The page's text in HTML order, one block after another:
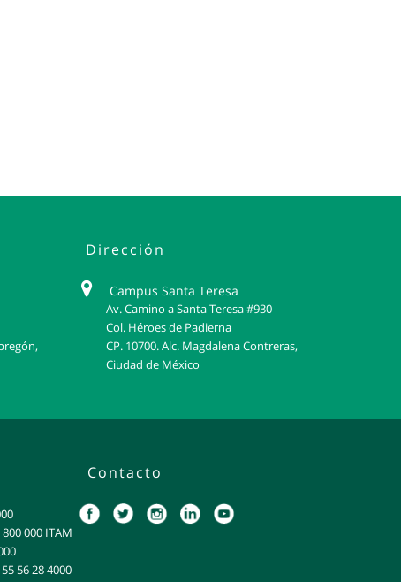
Dirección
Campus Santa Teresa
Av. Camino a Santa Teresa #930
Col. Héroes de Padierna
CP. 10700. Alc. Magdalena Contreras,
Ciudad de México
Contacto
000 ITAM
56 28 4000